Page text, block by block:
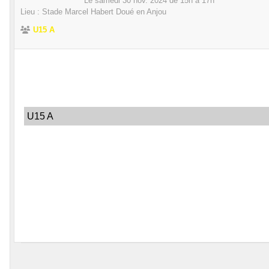
Lieu : Stade Marcel Habert Doué en Anjou
U15 A
U15 A